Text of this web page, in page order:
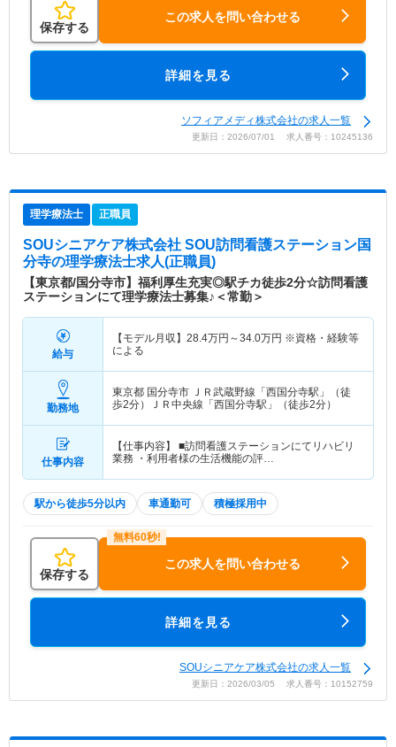
保存する
この求人を問い合わせる
詳細を見る
ソフィアメディ株式会社の求人一覧
更新日：2026/07/01 求人番号：10245136
理学療法士 正職員
SOUシニアケア株式会社 SOU訪問看護ステーション国
分寺の理学療法士求人(正職員)
【東京都/国分寺市】福利厚生充実◎駅チカ徒歩2分☆訪問看護
ステーションにて理学療法士募集♪＜常勤＞
給与
【モデル月収】 28.4万円～34.0万円 ※資格・経験等
による
勤務地
東京都 国分寺市 ＪＲ武蔵野線「西国分寺駅」（徒
歩2分）ＪＲ中央線「西国分寺駅」（徒歩2分）
仕事内容
【仕事内容】 ■訪問看護ステーションにてリハビリ
業務 ・利用者様の生活機能の評…
駅から徒歩5分以内 車通勤可 積極採用中
保存する
この求人を問い合わせる
詳細を見る
SOUシニアケア株式会社の求人一覧
更新日：2026/03/05 求人番号：10152759